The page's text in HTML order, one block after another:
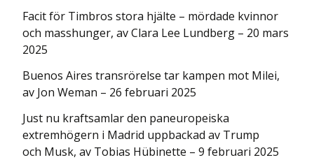
Facit för Timbros stora hjälte – mördade kvinnor
och masshunger, av Clara Lee Lundberg – 20 mars
2025
Buenos Aires transrörelse tar kampen mot Milei,
av Jon Weman – 26 februari 2025
Just nu kraftsamlar den paneuropeiska
extremhögern i Madrid uppbackad av Trump
och Musk, av Tobias Hübinette – 9 februari 2025